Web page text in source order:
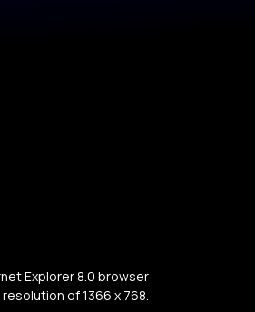
Explorer 8.0 browser
of 1366 x 768.